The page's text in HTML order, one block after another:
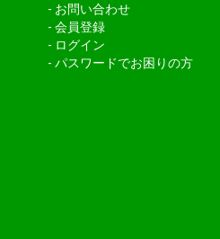
お問い合わせ
会員登録
ログイン
パスワードでお困りの方